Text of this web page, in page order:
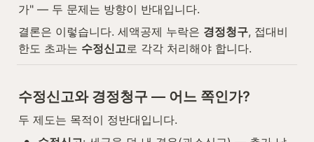
가" — 두 문제는 방향이 반대입니다.
결론은 이렇습니다. 세액공제 누락은 경정청구, 접대비
한도 초과는 수정신고 로 각각 처리해야 합니다.
수정신고와 경정청구 — 어느 쪽인가?
두 제도는 목적이 정반대입니다.